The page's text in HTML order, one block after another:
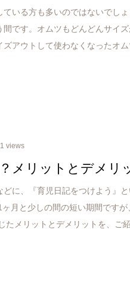
いる方も多いのではないでしょ
です。オムツもどんどんサイ
アウトして使わなくなったオ
views
メリットとデメリ
に、『育児日記をつけよう』
月と少しの間の短い期間ですが
たメリットとデメリットを、ご